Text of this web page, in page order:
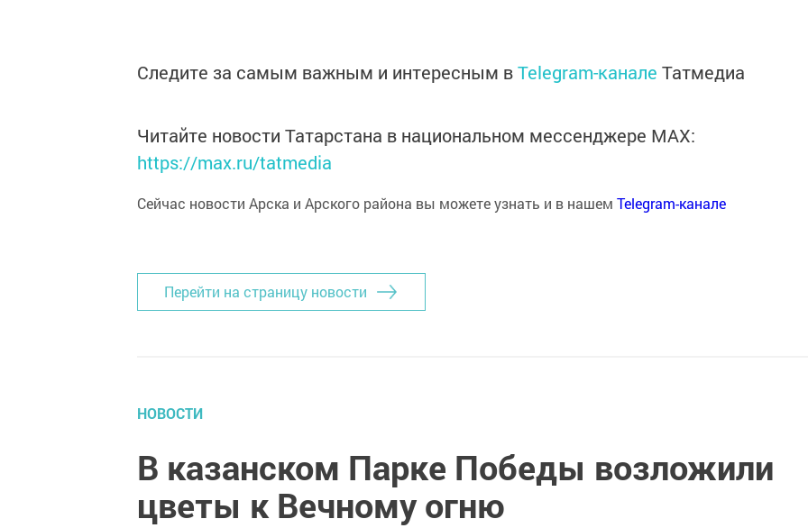
Следите за самым важным и интересным вTelegram-канале Татмедиа
Читайте новости Татарстана в национальном мессенджере MАХ:
https://max.ru/tatmedia
Сейчас новости Арска и Арского района вы можете узнать и в нашем Telegram-канале
Перейти на страницу новости
НОВОСТИ
В казанском Парке Победы возложили
цветы к Вечному огню